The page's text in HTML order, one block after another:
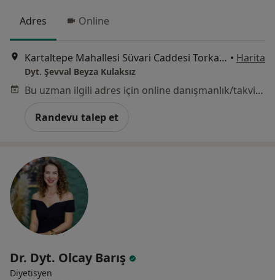
Adres Online
Kartaltepe Mahallesi Süvari Caddesi Torkam E5 Residence B2,36, Küçükçekmece • Harita
Dyt. Şevval Beyza Kulaksız
Bu uzman ilgili adres için online danışmanlık/takvim sunmuyor.
Randevu talep et
Dr. Dyt. Olcay Barış
Diyetisyen